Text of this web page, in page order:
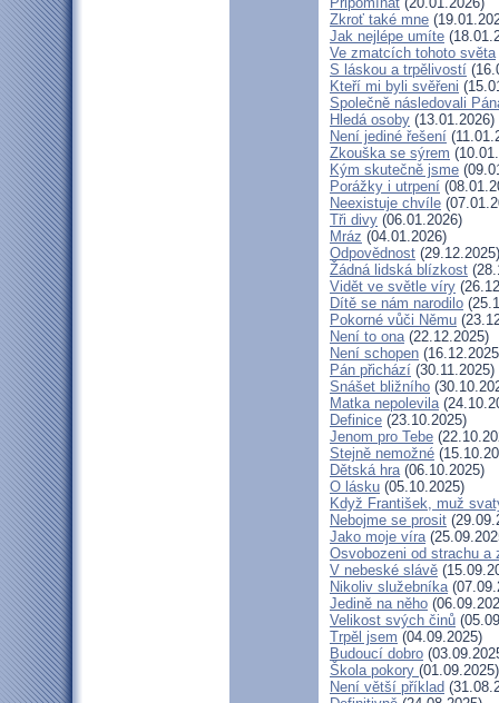
Zkroť také mne
Jak nejlépe umíte
Ve zmatcích tohoto světa
S láskou a trpělivostí
Kteří mi byli svěřeni
Společně následovali
Hledá osoby (13.01.2026)
Není jediné řešení
Zkouška se sýrem
Kým skutečně jsme
Porážky i utrpení
Neexistuje chvíle
Tři divy (06.01.2026)
Mráz (04.01.2026)
Odpovědnost (29.12.2025)
Žádná lidská blízkost
Vidět ve světle víry
Dítě se nám narodilo
Pokorné vůči Němu
Není to ona(22.12.2025)
Není schopen
Pán přichází (30.11.2025)
Snášet bližního
Matka nepolevila
Definice (23.10.2025)
Jenom pro Tebe
Stejně nemožné
Dětská hra(06.10.2025)
O lásku (05.10.2025)
Když František, muž
Nebojme se prosit
Jako moje víra
Osvobozeni od strachu a
V nebeské slávě
Nikoliv služebníka
Jedině na něho
Velikost svých činů
Trpěl jsem (04.09.2025)
Budoucí dobro
Škola pokory (01.09.2025)
Není větší příklad